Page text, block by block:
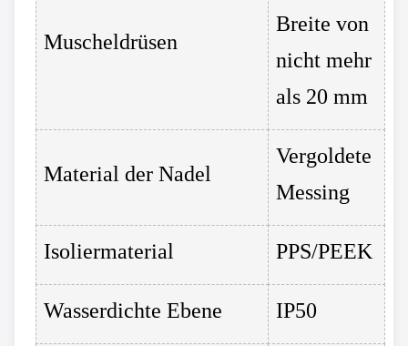
Muscheldrüsen
Breite von
nicht mehr
als 20 mm
Material der Nadel
Vergoldete
Messing
Isoliermaterial PPS/PEEK
Wasserdichte Ebene IP50